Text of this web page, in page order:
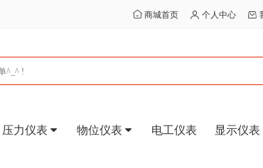
商城首页 个人中心
压力仪表 物位仪表 电工仪表 显示仪表